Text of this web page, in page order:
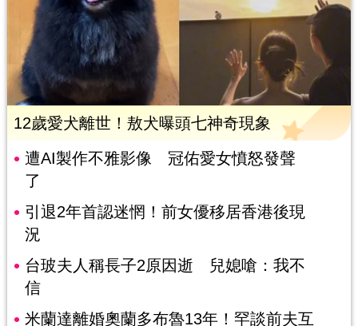
12歲愛犬離世！敖犬曝頭七神奇現象
遭AI製作不雅影像 冠佑愛女憤怒發聲
了
引退2年首認迷惘！前女優移居香港後現
況
台玻夫人稱長子2原因逝 兒媳嗆：我不
信
米蘭達離婚奧蘭多布魯13年！罕談前夫互